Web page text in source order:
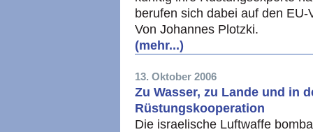
berufen sich dabei auf den
Von Johannes Plotzki.
(mehr...)
13. Oktober 2006
Zu Wasser, zu Lande und in
Rüstungskooperation
Die israelische Luftwaffe